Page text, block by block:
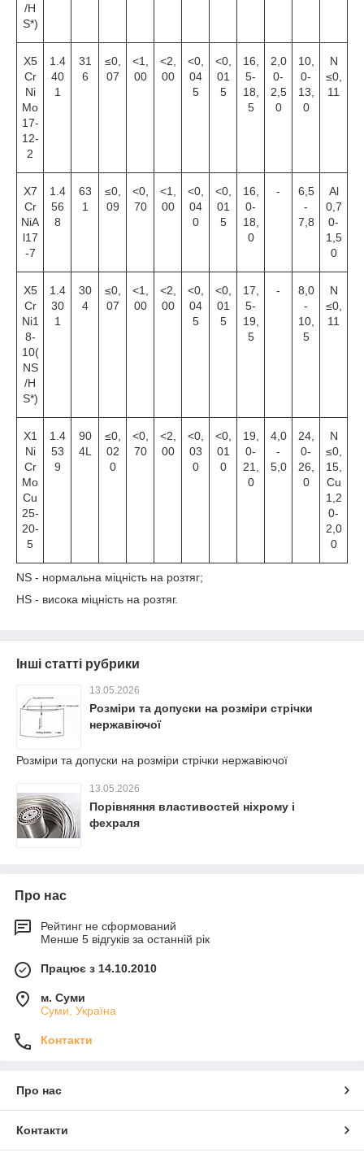
/H
S*)
X5
Cr
Ni
Mo
17-
12-
2
1.4
40
1
31
6
≤0,
07
<1,
00
<2,
00
<0,
04
5
<0,
01
5
16,
5-
18,
5
2,0
0-
2,5
0
10,
0-
13,
0
N
≤0,
11
X7
Cr
NiA
l17
-7
1.4
56
8
63
1
≤0,
09
<0,
70
<1,
00
<0,
04
0
<0,
01
5
16,
0-
18,
0
-
6,5
-
7,8
Al
0,7
0-
1,5
0
X5
Cr
Ni1
8-
10(
NS
/H
S*)
1.4
30
1
30
4
≤0,
07
<1,
00
<2,
00
<0,
04
5
<0,
01
5
17,
5-
19,
5
-
8,0
-
10,
5
N
≤0,
11
X1
Ni
Cr
Mo
Cu
25-
20-
5
1.4
53
9
90
4L
≤0,
02
0
<0,
70
<2,
00
<0,
03
0
<0,
01
0
19,
0-
21,
0
4,0
-
5,0
24,
0-
26,
0
N
≤0,
15,
Cu
1,2
0-
2,0
0
NS - нормальна міцність на розтяг;
HS - висока міцність на розтяг.
Інші статті рубрики
13.05.2026
Розміри та допуски на розміри стрічки
нержавіючої
Розміри та допуски на розміри стрічки нержавіючої
13.05.2026
Порівняння властивостей ніхрому і
фехраля
Про нас
Рейтинг не сформований
Менше 5 відгуків за останній рік
Працює з 14.10.2010
м. Суми
Суми, Україна
Контакти
Про нас
Контакти